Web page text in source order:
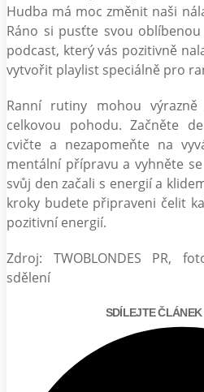
Hudba má moc změnit naši
Ráno si pusťte svou
podcast, který vás pozitivně
vytvořit playlist speciálně pro
Ranní rutiny mohou
celkovou pohodu. Začněte
cvičte a nezapomeňte na
mentální přípravu a vyhněte
svůj den začali s energií a
kroky budete připraveni čelit
pozitivní energií.
Zdroj: TWOBLONDES PR,
sdělení
SDÍLEJTE